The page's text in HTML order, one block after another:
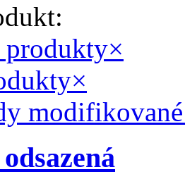
produkty×
×